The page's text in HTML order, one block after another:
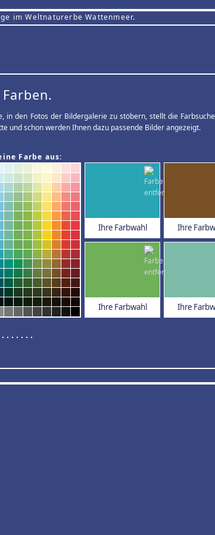
im Weltnaturerbe Wattenmeer.
in den Fotos der Bildergalerie zu stöbern, stellt die
und schon werden Ihnen dazu passende Bilder angezeigt.
Farbe aus:
Ihre Farbwahl Ihre
Ihre Farbwahl Ihre